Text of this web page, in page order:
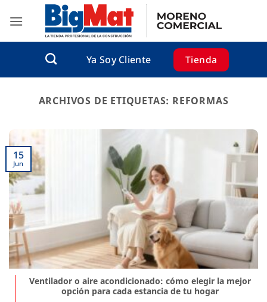
contenido
Ya Soy Cliente
Tienda
ARCHIVOS DE ETIQUETAS: REFORMAS
Ventilador o aire acondicionado: cómo elegir la mejor
opción para cada estancia de tu hogar
15
Jun